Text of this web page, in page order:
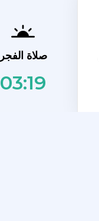
صلاة الفجر
03:19